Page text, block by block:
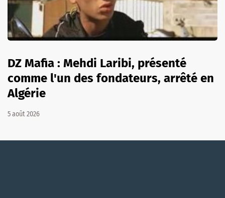
DZ Mafia : Mehdi Laribi, présenté
comme l'un des fondateurs, arrêté en
Algérie
5 août 2026